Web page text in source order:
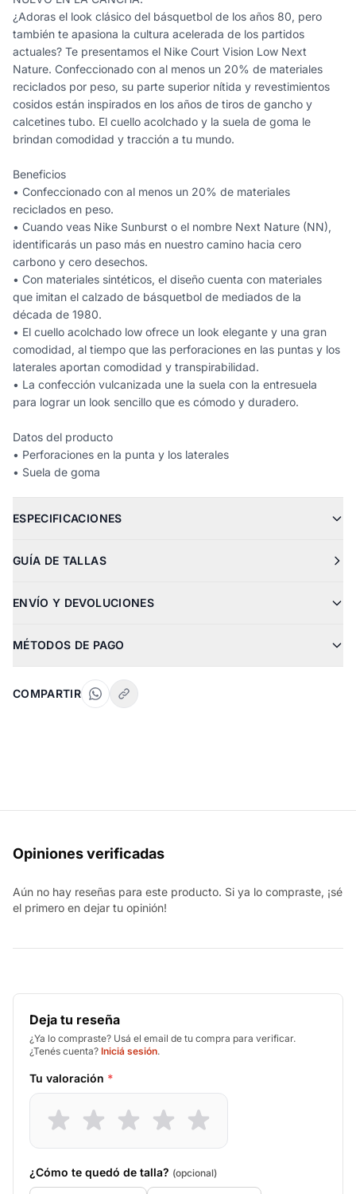
¿Adoras el look clásico del básquetbol de los años 80, pero
también te apasiona la cultura acelerada de los partidos
actuales? Te presentamos el Nike Court Vision Low Next
Nature. Confeccionado con al menos un 20% de materiales
reciclados por peso, su parte superior nítida y revestimientos
cosidos están inspirados en los años de tiros de gancho y
calcetines tubo. El cuello acolchado y la suela de goma le
brindan comodidad y tracción a tu mundo.
Beneficios
• Confeccionado con al menos un 20% de materiales
reciclados en peso.
• Cuando veas Nike Sunburst o el nombre Next Nature (NN),
identificarás un paso más en nuestro camino hacia cero
carbono y cero desechos.
• Con materiales sintéticos, el diseño cuenta con materiales
que imitan el calzado de básquetbol de mediados de la
década de 1980.
• El cuello acolchado low ofrece un look elegante y una gran
comodidad, al tiempo que las perforaciones en las puntas y los
laterales aportan comodidad y transpirabilidad.
• La confección vulcanizada une la suela con la entresuela
para lograr un look sencillo que es cómodo y duradero.
Datos del producto
• Perforaciones en la punta y los laterales
• Suela de goma
ESPECIFICACIONES
GUÍA DE TALLAS
ENVÍO Y DEVOLUCIONES
MÉTODOS DE PAGO
COMPARTIR
Opiniones verificadas
Aún no hay reseñas para este producto. Si ya lo compraste, ¡sé
el primero en dejar tu opinión!
Deja tu reseña
¿Ya lo compraste? Usá el email de tu compra para verificar.
¿Tenés cuenta? Iniciá sesión.
Tu valoración *
¿Cómo te quedó de talla? (opcional)